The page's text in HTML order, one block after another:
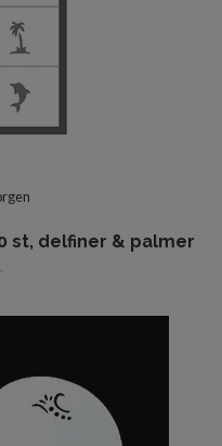
st, delfiner & palmer